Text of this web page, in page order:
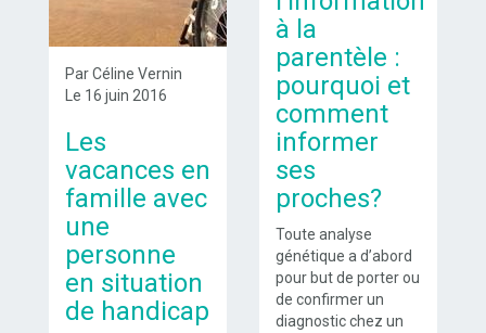
à la
parentèle :
pourquoi et
comment
informer
ses
proches?
Toute analyse
génétique a d’abord
pour but de porter ou
de confirmer un
diagnostic chez un
Par Céline Vernin
Le 16 juin 2016
Les
vacances en
famille avec
une
personne
en situation
de handicap